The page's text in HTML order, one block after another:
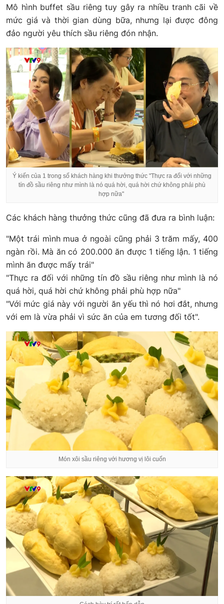
Mô hình buffet sầu riêng tuy gây ra nhiều tranh cãi về
mức giá và thời gian dùng bữa, nhưng lại được đông
đảo người yêu thích sầu riêng đón nhận.
Ý kiến của 1 trong số khách hàng khi thưởng thức "Thực ra đối với những
tín đồ sầu riêng như mình là nó quá hời, quá hời chứ không phải phù
hợp nữa"
Các khách hàng thưởng thức cũng đã đưa ra bình luận:
"Một trái mình mua ở ngoài cũng phải 3 trăm mấy, 400
ngàn rồi. Mà ăn có 200.000 ăn được 1 tiếng lận. 1 tiếng
mình ăn được mấy trái"
"Thực ra đối với những tín đồ sầu riêng như mình là nó
quá hời, quá hời chứ không phải phù hợp nữa"
"Với mức giá này với người ăn yếu thì nó hơi đắt, nhưng
với em là vừa phải vì sức ăn của em tương đối tốt".
Món xôi sầu riêng với hương vị lôi cuốn